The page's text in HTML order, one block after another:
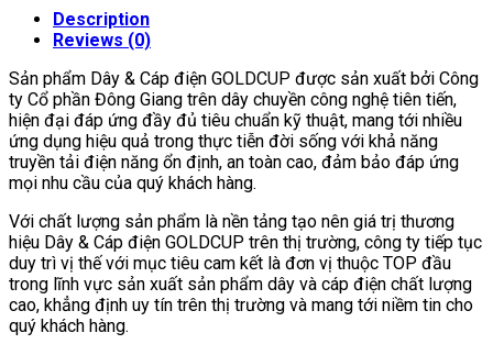
Description
Reviews (0)
Sản phẩm Dây & Cáp điện GOLDCUP được sản xuất bởi Công
ty Cổ phần Đông Giang trên dây chuyền công nghệ tiên tiến,
hiện đại đáp ứng đầy đủ tiêu chuẩn kỹ thuật, mang tới nhiều
ứng dụng hiệu quả trong thực tiễn đời sống với khả năng
truyền tải điện năng ổn định, an toàn cao, đảm bảo đáp ứng
mọi nhu cầu của quý khách hàng.
Với chất lượng sản phẩm là nền tảng tạo nên giá trị thương
hiệu Dây & Cáp điện GOLDCUP trên thị trường, công ty tiếp tục
duy trì vị thế với mục tiêu cam kết là đơn vị thuộc TOP đầu
trong lĩnh vực sản xuất sản phẩm dây và cáp điện chất lượng
cao, khẳng định uy tín trên thị trường và mang tới niềm tin cho
quý khách hàng.